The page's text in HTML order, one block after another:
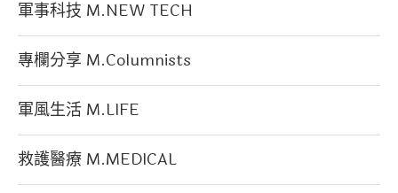
軍事科技 M.NEW TECH
專欄分享 M.Columnists
軍風生活 M.LIFE
救護醫療 M.MEDICAL